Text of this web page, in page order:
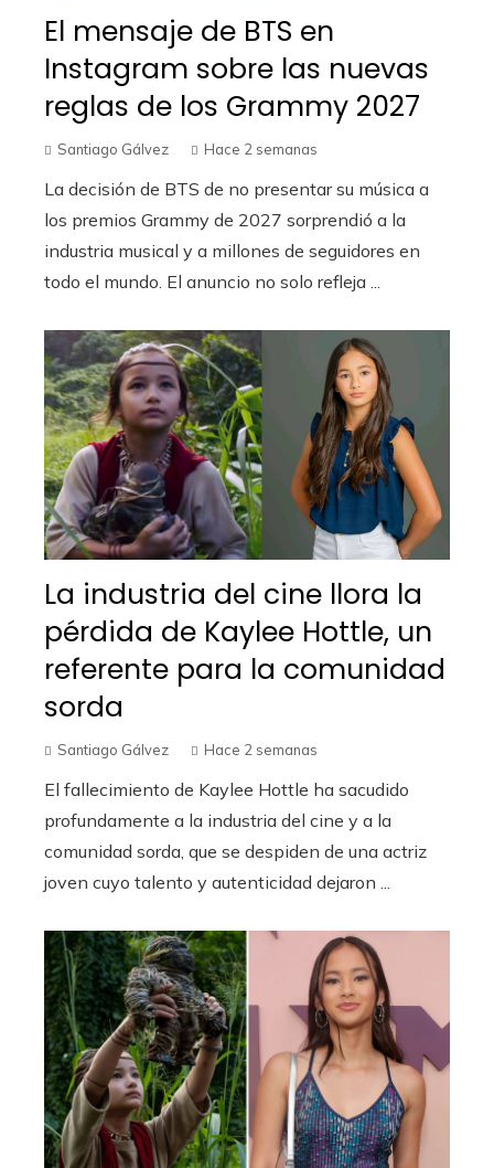
El mensaje de BTS en
Instagram sobre las nuevas
reglas de los Grammy 2027
Santiago Gálvez Hace 2 semanas
La decisión de BTS de no presentar su música a
los premios Grammy de 2027 sorprendió a la
industria musical y a millones de seguidores en
todo el mundo. El anuncio no solo refleja ...
La industria del cine llora la
pérdida de Kaylee Hottle, un
referente para la comunidad
sorda
Santiago Gálvez Hace 2 semanas
El fallecimiento de Kaylee Hottle ha sacudido
profundamente a la industria del cine y a la
comunidad sorda, que se despiden de una actriz
joven cuyo talento y autenticidad dejaron ...